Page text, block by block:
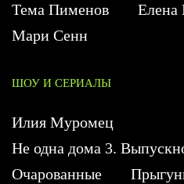
Тема Пименов
Елена
Мари Сенн
ШОУ И СЕРИАЛЫ
Илия Муромец
Не одна дома 3.
Очарованные